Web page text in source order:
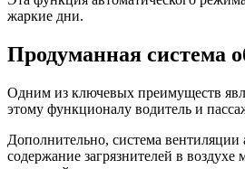
жаркие дни.
Продуманная система
Одним из ключевых преимуществ
этому функционалу водитель и
Дополнительно, система вентиляции
содержание загрязнителей в